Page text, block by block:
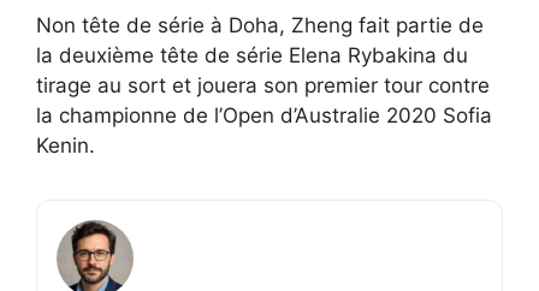
Non tête de série à Doha, Zheng fait partie de
la deuxième tête de série Elena Rybakina du
tirage au sort et jouera son premier tour contre
la championne de l’Open d’Australie 2020 Sofia
Kenin.